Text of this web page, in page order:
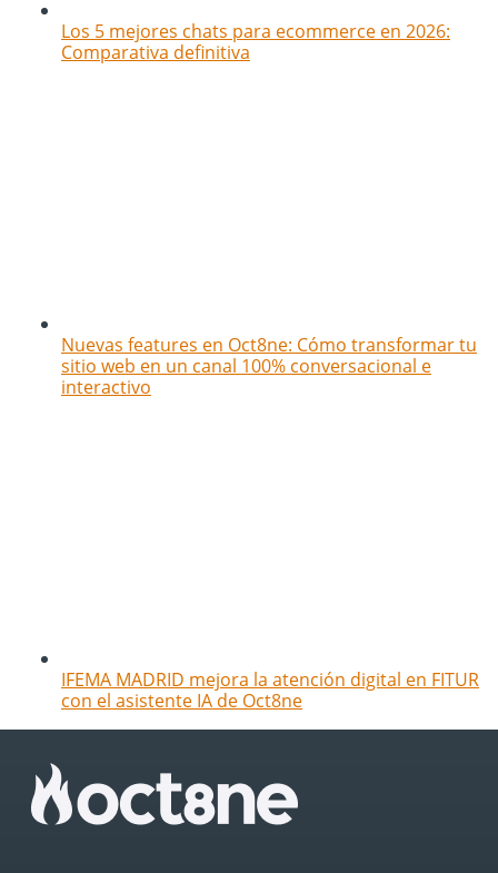
Los 5 mejores chats para ecommerce en 2026:
Comparativa definitiva
Nuevas features en Oct8ne: Cómo transformar tu
sitio web en un canal 100% conversacional e
interactivo
IFEMA MADRID mejora la atención digital en FITUR
con el asistente IA de Oct8ne